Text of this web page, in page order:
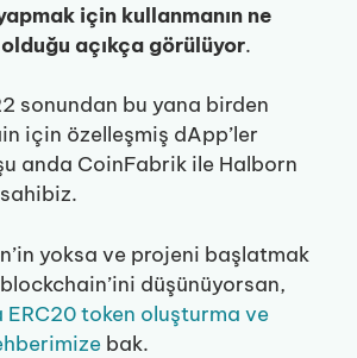
için kullanmanın ne
açıkça görülüyor.
sonundan bu yana birden
için özelleşmiş dApp’ler
anda CoinFabrik ile Halborn
yoksa ve projeni başlatmak
düşünüyorsan,
ERC20 token oluşturma ve
bak.